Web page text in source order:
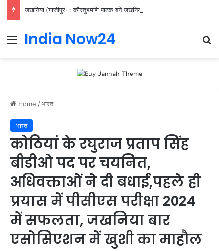
India Now24
Home /भारत
भारत
कोठियां के रघुराज प्रताप सिंह
बीडीओ पद पर चयनित,
अधिवक्ताओं ने दी बधाई,पहले ही
प्रयास में पीसीएस परीक्षा 2024
में सफलता, जखनिया बार
एसोसिएशन में खुशी का माहौल